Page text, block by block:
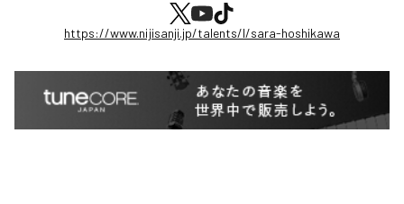
https://www.nijisanji.jp/talents/l/sara-hoshikawa